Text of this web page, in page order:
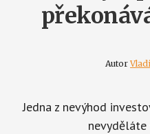
Autor
Jedna z nevýhod
nevyděláte